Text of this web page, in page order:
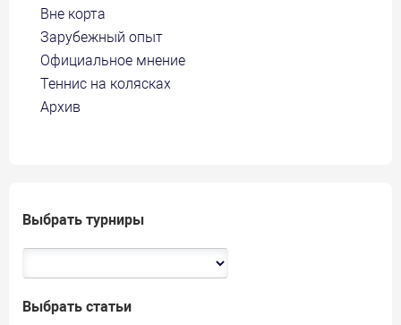
Вне корта
Зарубежный опыт
Официальное мнение
Теннис на колясках
Архив
Выбрать турниры
Выбрать статьи